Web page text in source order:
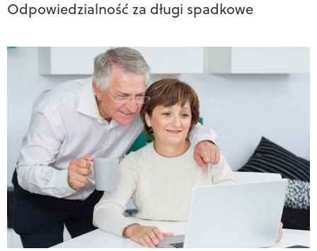
Odpowiedzialność za długi spadkowe